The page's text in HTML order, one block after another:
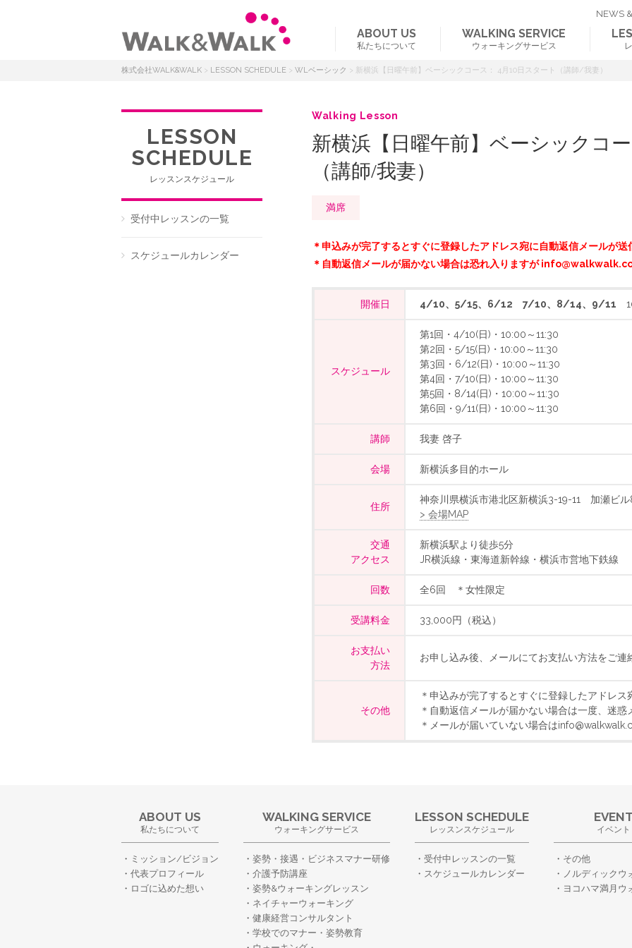
NEWS
ABOUT US
私たちについて
WALKING SERVICE
ウォーキングサービス
株式会社WALK&WALK > LESSON SCHEDULE > WLベーシック > 新横浜【日曜午前】ベーシックコース： 4月10日スタート（講師/我妻）
Walking Lesson
新横浜【日曜午前】ベーシックコ
（講師/我妻）
満席
＊申込みが完了するとすぐに登録したアドレス宛に自動返信メールが送
＊自動返信メールが届かない場合は恐れ入りますが
開催日 4/10、5/15、6/12 7/10、8/14、9/11
スケジュール
第1回・4/10(日)・10:00～11:30
第2回・5/15(日)・10:00～11:30
第3回・6/12(日)・10:00～11:30
第4回・7/10(日)・10:00～11:30
第5回・8/14(日)・10:00～11:30
第6回・9/11(日)・10:00～11:30
講師 我妻 啓子
会場 新横浜多目的ホール
住所
神奈川県横浜市港北区新横浜3-19-11 加瀬ビ
> 会場MAP
交通
アクセス
新横浜駅より徒歩5分
JR横浜線・東海道新幹線・横浜市営地下鉄線
回数 全6回 ＊女性限定
受講料金 33,000円（税込）
お支払い
方法
お申し込み後、メールにてお支払い方法をご連
その他
＊申込みが完了するとすぐに登録したアドレ
＊自動返信メールが届かない場合は一度、迷
＊メールが届いていない場合は
LESSON
SCHEDULE
レッスンスケジュール
受付中レッスンの一覧
スケジュールカレンダー
ABOUT US
私たちについて
ミッション/ビジョン
代表プロフィール
ロゴに込めた想い
WALKING SERVICE
ウォーキングサービス
姿勢・接遇・ビジネスマナー研修
介護予防講座
姿勢&ウォーキングレッスン
ネイチャーウォーキング
健康経営コンサルタント
学校でのマナー・姿勢教育
LESSON SCHEDULE
レッスンスケジュール
受付中レッスンの一覧
スケジュールカレンダー
イベント
その他
ノルディックウ
ヨコハマ満月ウ